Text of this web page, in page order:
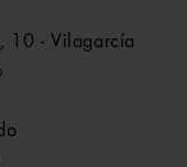
10 - Vilagarcía